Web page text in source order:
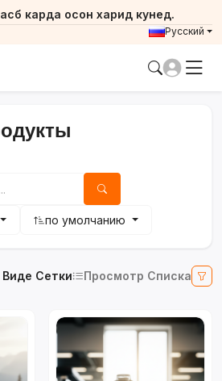
карда осон харид кунед.
Русский
по умолчанию
Виде Сетки Просмотр Списка